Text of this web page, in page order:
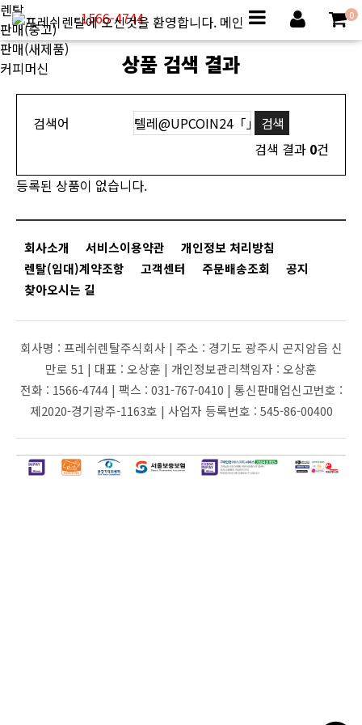
1566-4744
렌탈
판매(중고)
판매(새제품)
커피머신
0
상품 검색 결과
검색어
검색 결과 0건
등록된 상품이 없습니다.
회사소개 서비스이용약관
개인정보 처리방침
렌탈(임대)계약조항
고객센터 주문배송조회
공지
찾아오시는 길
회사명 : 프레쉬렌탈주식회사 | 주소 : 경기도 광주시 곤지암읍 신
만로 51 | 대표 : 오상훈 | 개인정보관리책임자 : 오상훈
전화 : 1566-4744 | 팩스 : 031-767-0410 | 통신판매업신고번호 :
제2020-경기광주-1163호 | 사업자 등록번호 : 545-86-00400